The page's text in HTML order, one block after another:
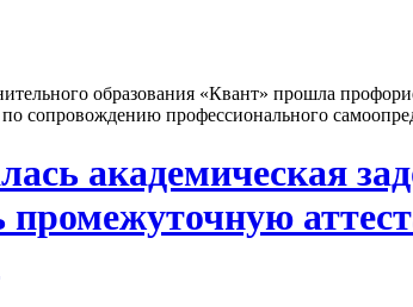
образования «Квант» прошла
сопровождению профессионального
академическая
промежуточную